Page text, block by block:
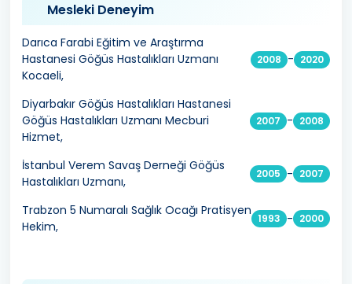
Mesleki Deneyim
Darıca Farabi Eğitim ve Araştırma
Hastanesi Göğüs Hastalıkları Uzmanı
Kocaeli,
2008 - 2020
Diyarbakır Göğüs Hastalıkları Hastanesi
Göğüs Hastalıkları Uzmanı Mecburi
Hizmet,
2007 - 2008
İstanbul Verem Savaş Derneği Göğüs
Hastalıkları Uzmanı,
2005 - 2007
Trabzon 5 Numaralı Sağlık Ocağı Pratisyen
Hekim,
1993 - 2000